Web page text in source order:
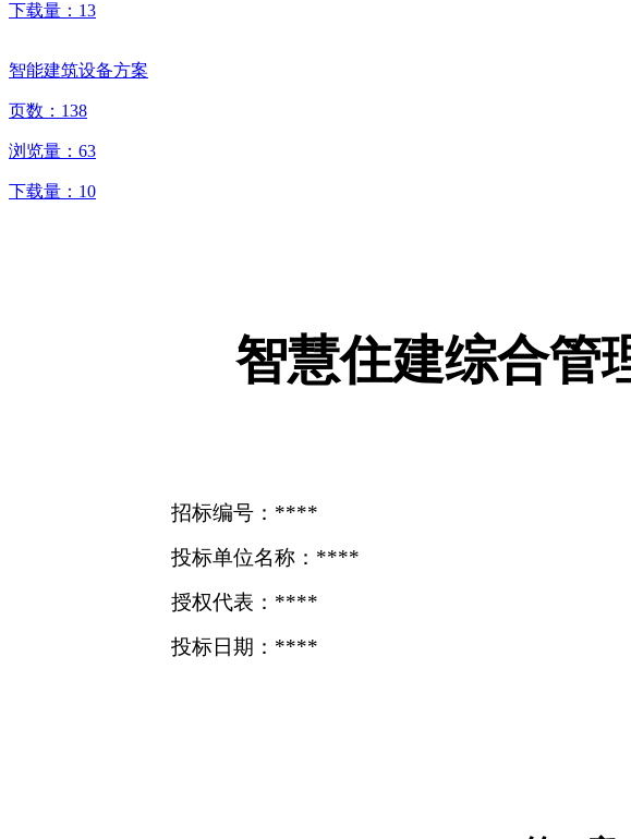
下载量： 13
智能建筑设备方案
页数： 138
浏览量： 63
下载量： 10
智慧住建综合管
招标编号：****
投标单位名称：****
授权代表：****
投标日期：****